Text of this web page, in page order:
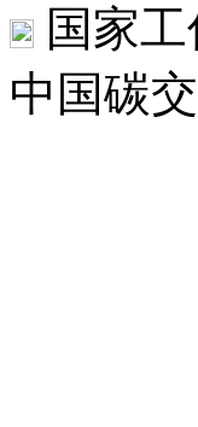
国家
中国碳